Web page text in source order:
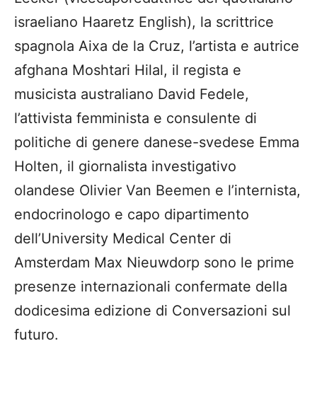
israeliano Haaretz English), la scrittrice
spagnola Aixa de la Cruz, l’artista e autrice
afghana Moshtari Hilal, il regista e
musicista australiano David Fedele,
l’attivista femminista e consulente di
politiche di genere danese-svedese Emma
Holten, il giornalista investigativo
olandese Olivier Van Beemen e l’internista,
endocrinologo e capo dipartimento
dell’University Medical Center di
Amsterdam Max Nieuwdorp sono le prime
presenze internazionali confermate della
dodicesima edizione di Conversazioni sul
futuro.